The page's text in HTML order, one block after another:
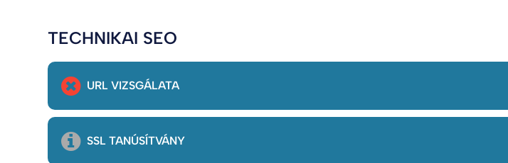
TECHNIKAI SEO
URL VIZSGÁLATA
SSL TANÚSÍTVÁNY